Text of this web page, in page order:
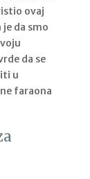
ovaj
da smo
da se
u
faraona